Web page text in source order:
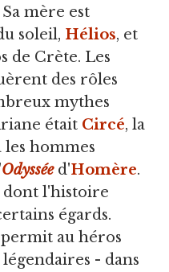
mère est
soleil, Hélios, et
de Crète. Les
des rôles
mythes
était Circé, la
hommes
Odysséed'Homère.
dont l'histoire
égards.
au héros
- dans